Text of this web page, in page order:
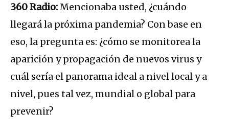
360 Radio:Mencionaba usted, ¿cuándo
llegará la próxima pandemia? Con base en
eso, la pregunta es: ¿cómo se monitorea la
aparición y propagación de nuevos virus y
cuál sería el panorama ideal a nivel local y a
nivel, pues tal vez, mundial o global para
prevenir?